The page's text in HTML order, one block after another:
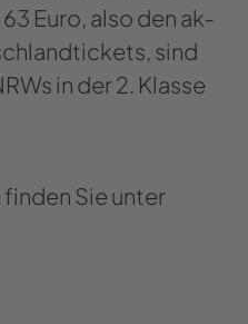
Euro, also den ak­
sind
in der 2. Klas­se
Sie unter